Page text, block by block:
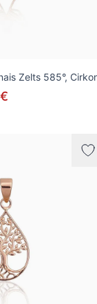
Zelts 585°,